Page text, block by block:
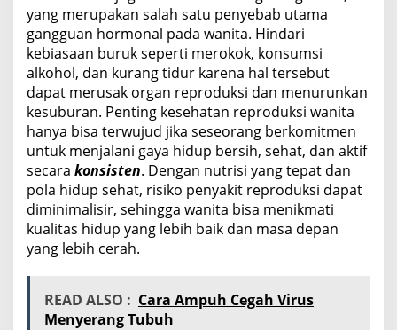
yang merupakan salah satu penyebab utama
gangguan hormonal pada wanita. Hindari
kebiasaan buruk seperti merokok, konsumsi
alkohol, dan kurang tidur karena hal tersebut
dapat merusak organ reproduksi dan menurunkan
kesuburan. Penting kesehatan reproduksi wanita
hanya bisa terwujud jika seseorang berkomitmen
untuk menjalani gaya hidup bersih, sehat, dan aktif
secara konsisten. Dengan nutrisi yang tepat dan
pola hidup sehat, risiko penyakit reproduksi dapat
diminimalisir, sehingga wanita bisa menikmati
kualitas hidup yang lebih baik dan masa depan
yang lebih cerah.
READ ALSO : Cara Ampuh Cegah Virus
Menyerang Tubuh